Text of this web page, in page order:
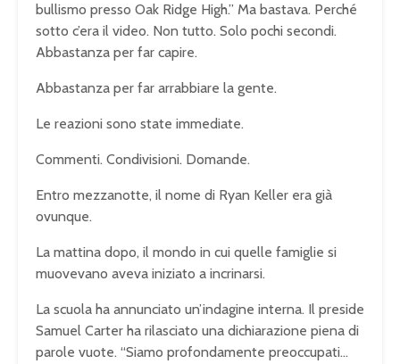
bullismo presso Oak Ridge High.” Ma bastava. Perché
sotto c’era il video. Non tutto. Solo pochi secondi.
Abbastanza per far capire.
Abbastanza per far arrabbiare la gente.
Le reazioni sono state immediate.
Commenti. Condivisioni. Domande.
Entro mezzanotte, il nome di Ryan Keller era già
ovunque.
La mattina dopo, il mondo in cui quelle famiglie si
muovevano aveva iniziato a incrinarsi.
La scuola ha annunciato un’indagine interna. Il preside
Samuel Carter ha rilasciato una dichiarazione piena di
parole vuote. “Siamo profondamente preoccupati…